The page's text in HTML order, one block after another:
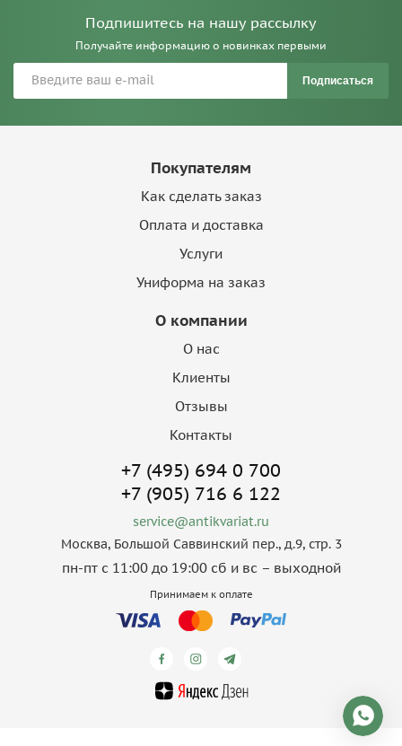
Подпишитесь на нашу рассылку
Получайте информацию о новинках первыми
Подписаться
Покупателям
Как сделать заказ
Оплата и доставка
Услуги
Униформа на заказ
О компании
О нас
Клиенты
Отзывы
Контакты
+7 (495) 694 0 700
+7 (905) 716 6 122
service@antikvariat.ru
Москва, Большой Саввинский пер., д.9, стр. 3
пн-пт с 11:00 до 19:00 сб и вс – выходной
Принимаем к оплате